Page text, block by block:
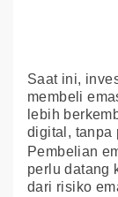
Saat ini,
membeli
lebih
digital, tanpa
Pembelian
perlu datang
dari risiko